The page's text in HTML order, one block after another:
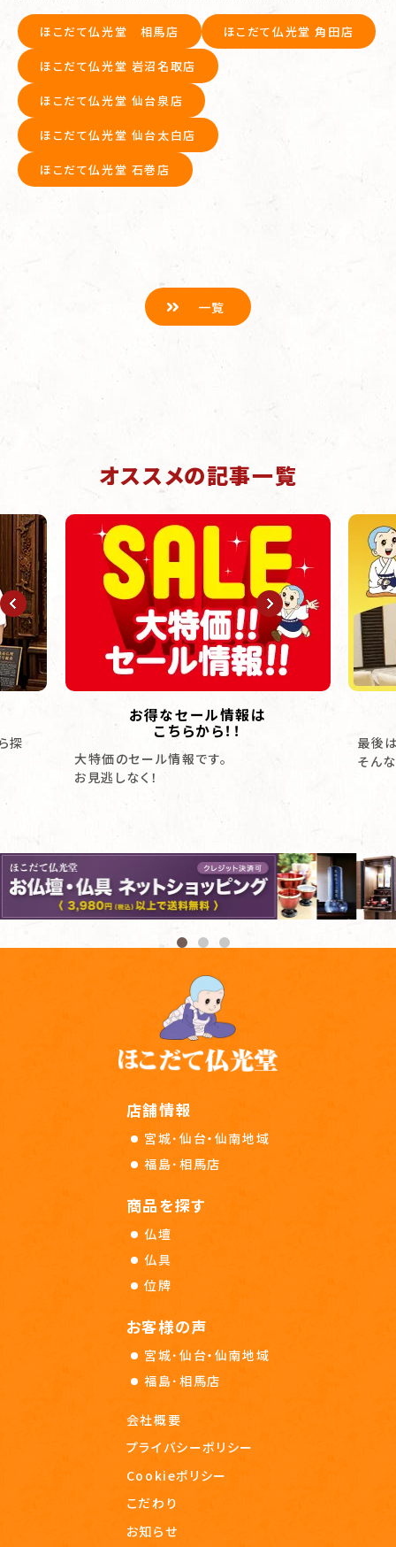
ほこだて仏光堂 相馬店 ほこだて仏光堂 角田店
ほこだて仏光堂 岩沼名取店
ほこだて仏光堂 仙台泉店
ほこだて仏光堂 仙台太白店
ほこだて仏光堂 石巻店
一覧
オススメの記事一覧
探
お得なセール情報は
こちらから！！
大特価のセール情報です。
お見逃しなく！
最後
そん
店舗情報
宮城･仙台・仙南地域
福島･相馬店
商品を探す
仏壇
仏具
位牌
お客様の声
宮城･仙台・仙南地域
福島･相馬店
会社概要
プライバシーポリシー
Cookieポリシー
こだわり
お知らせ